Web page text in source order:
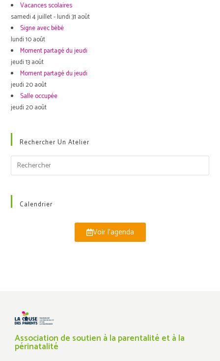
Vacances scolaires
samedi 4 juillet - lundi 31 août
Signe avec bébé
lundi 10 août
Moment partagé du jeudi
jeudi 13 août
Moment partagé du jeudi
jeudi 20 août
Salle occupée
jeudi 20 août
Rechercher Un Atelier
Calendrier
Voir l'agenda
Association de soutien à la parentalité et à la
périnatalité